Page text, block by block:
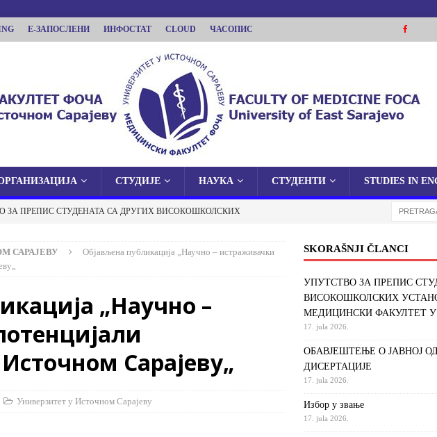
Е-ЗАПОСЛЕНИ ИНФОСТАТ CLOUD ЧАСОПИС
ФОЧА
У ИСТОЧНОМ САРАЈЕВУ
СТУДИЈЕ НАУКА СТУДЕНТИ STUDIES IN
ЗА ПРЕПИС СТУДЕНАТА СА ДРУГИХ ВИСОКОШКОЛСКИХ
О ЈАВНОЈ ОДБРАНИ ДОКТОРСКЕ ДИСЕРТАЦИЈЕ
ОБАВЈЕШТЕЊА
НА КРАТКИ ПРОГРАМ СТУДИЈА СТОМАТОЛОШКА СЕСТРА У
зaвршeнoj дoктoрскoj дисeртaциjи ОБАВЈЕШТЕЊА
РАНГ ЛИСТА, ПРВИ УПИСНИ РОК ДРУГИ ЦИКЛУС СТУДИЈА –
САРАЈЕВУ
Објављена публикација „Научно – истраживачки
„Научно –
Сарајеву„
Универзитет у Источном Сарајеву
SKORAŠNJI ČLANCI
УПУТСТВО ЗА ПРЕПИС
ВИСОКОШКОЛСКИХ
МЕДИЦИНСКИ ФАКУЛТЕТ
17. jula 2026.
ОБАВЈЕШТЕЊЕ О ЈАВНОЈ
ДИСЕРТАЦИЈЕ
17. jula 2026.
Избор у звање
17. jula 2026.